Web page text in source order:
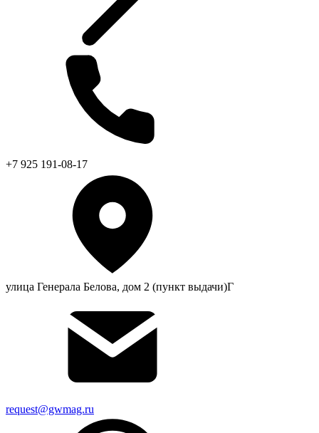
+7 925 191-08-17
улица Генерала Белова, дом 2 (пункт выдачи)Г
request@gwmag.ru